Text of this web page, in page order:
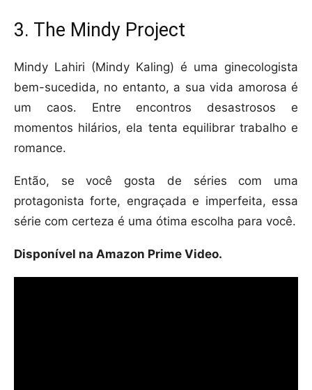
3. The Mindy Project
Mindy Lahiri (Mindy Kaling) é uma ginecologista
bem-sucedida, no entanto, a sua vida amorosa é
um caos. Entre encontros desastrosos e
momentos hilários, ela tenta equilibrar trabalho e
romance.
Então, se você gosta de séries com uma
protagonista forte, engraçada e imperfeita, essa
série com certeza é uma ótima escolha para você.
Disponível na Amazon Prime Video.